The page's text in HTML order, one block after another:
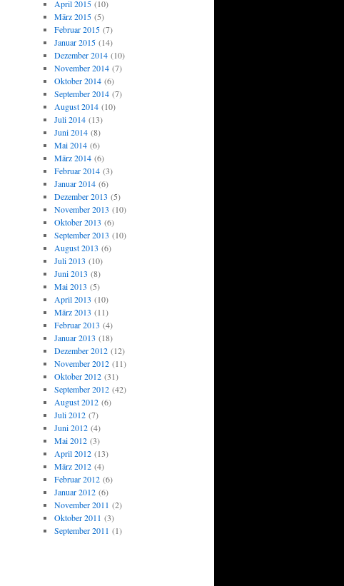
April 2015(10)
März 2015(5)
Februar 2015(7)
Januar 2015(14)
Dezember 2014(10)
November 2014(7)
Oktober 2014(6)
September 2014(7)
August 2014(10)
Juli 2014(13)
Juni 2014(8)
Mai 2014(6)
März 2014(6)
Februar 2014(3)
Januar 2014(6)
Dezember 2013 (5)
November 2013 (10)
Oktober 2013 (6)
September 2013 (10)
August 2013 (6)
Juli 2013 (10)
Juni 2013 (8)
Mai 2013 (5)
April 2013 (10)
März 2013 (11)
Februar 2013 (4)
Januar 2013 (18)
Dezember 2012(12)
November 2012(11)
Oktober 2012(31)
September 2012(42)
August 2012(6)
Juli 2012(7)
Juni 2012(4)
Mai 2012(3)
April 2012(13)
März 2012(4)
Februar 2012(6)
Januar 2012(6)
November 2011 (2)
Oktober 2011 (3)
September 2011 (1)